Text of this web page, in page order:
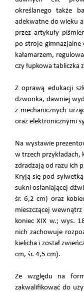
określanego także
adekwatne do wieku
przez artykuły
po stroje gimnazjalne
kałamarzem,
czy łupkowa tabliczka
Z oprawą edukacji
dzwonka, dawniej
z mechanicznych
oraz elektronicznymi
Na wystawie
w trzech
zdradzają od razu ich
Kryją się pod
sukni osłaniającej
śr. 6,2 cm) oraz
mieszczącej
koniec XIX w.; wys.
nich zachowuje
kielicha i został
cm, śr. 4,5 cm).
Ze względu na
zakwalifikować do